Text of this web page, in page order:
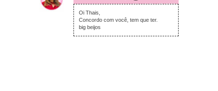
sexta-feira, julho 15, 2016
Oi Thais,
Concordo com você, tem que ter.
big beijos